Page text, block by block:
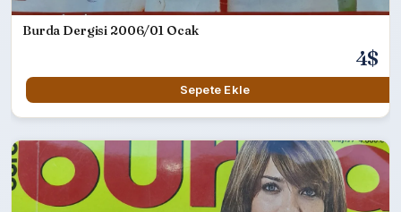
Burda Dergisi 2006/01 Ocak
4$
Sepete Ekle